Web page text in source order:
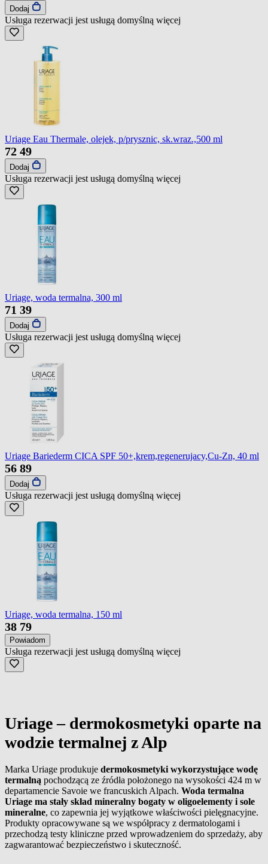
Dodaj
Usługa rezerwacji jest usługą domyślną więcej
Uriage Eau Thermale, olejek, p/prysznic, sk.wraz.,500 ml
72 49
Dodaj
Usługa rezerwacji jest usługą domyślną więcej
Uriage, woda termalna, 300 ml
71 39
Dodaj
Usługa rezerwacji jest usługą domyślną więcej
Uriage Bariederm CICA SPF 50+,krem,regenerujacy,Cu-Zn, 40 ml
56 89
Dodaj
Usługa rezerwacji jest usługą domyślną więcej
Uriage, woda termalna, 150 ml
38 79
Powiadom
Usługa rezerwacji jest usługą domyślną więcej
Uriage – dermokosmetyki oparte na
wodzie termalnej z Alp
Marka Uriage produkuje dermokosmetyki wykorzystujące wodę
termalną pochodzącą ze źródła położonego na wysokości 424 m w
departamencie Savoie we francuskich Alpach. Woda termalna
Uriage ma stały skład mineralny bogaty w oligoelementy i sole
mineralne, co zapewnia jej wyjątkowe właściwości pielęgnacyjne.
Produkty opracowywane są we współpracy z dermatologami i
przechodzą testy kliniczne przed wprowadzeniem do sprzedaży, aby
zagwarantować bezpieczeństwo i skuteczność.